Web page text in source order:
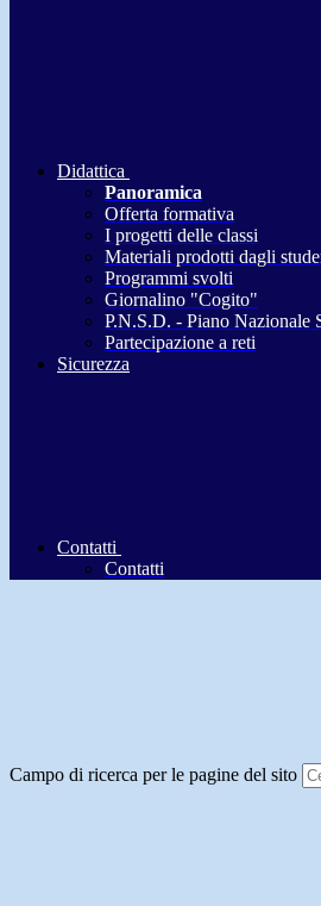
Didattica
Panoramica
Offerta formativa
I progetti delle classi
Materiali prodotti dagli
Programmi svolti
Giornalino "Cogito"
P.N.S.D. - Piano Nazionale
Partecipazione a reti
Sicurezza
Contatti
Contatti
Campo di ricerca per le pagine del sito